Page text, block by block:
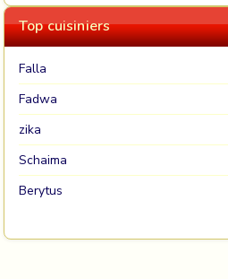
Top cuisiniers
Falla
Fadwa
zika
Schaima
Berytus